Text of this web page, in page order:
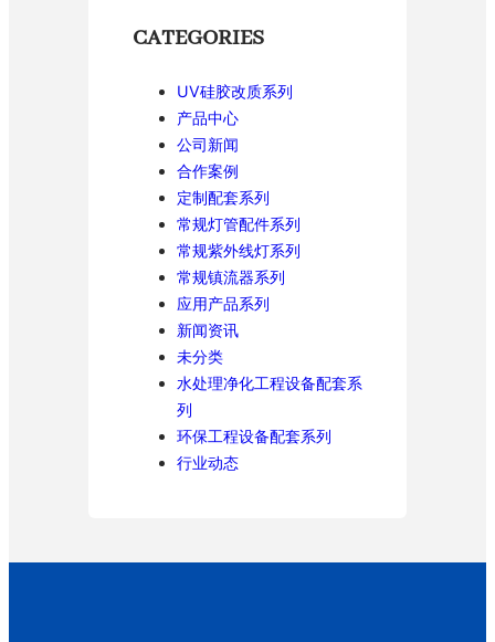
CATEGORIES
UV硅胶改质系列
产品中心
公司新闻
合作案例
定制配套系列
常规灯管配件系列
常规紫外线灯系列
常规镇流器系列
应用产品系列
新闻资讯
未分类
水处理净化工程设备配套系
列
环保工程设备配套系列
行业动态